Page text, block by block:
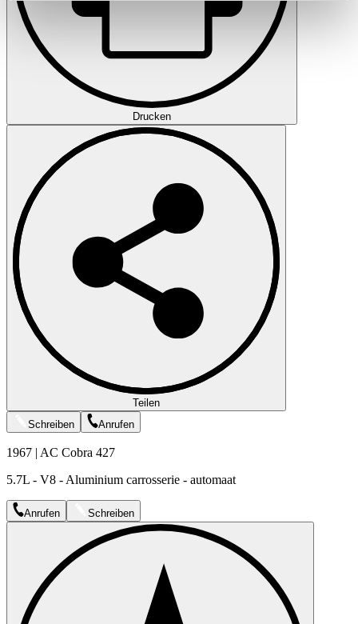
Partner führen diese Informationen möglicherweise mit
weiteren Daten zusammen, die Sie ihnen bereitgestellt
haben oder die sie im Rahmen Ihrer Nutzung der Dienste
gesammelt haben.
Datenschutzerklärung
Drucken
Teilen
Schreiben
Anrufen
1967 | AC Cobra 427
5.7L - V8 - Aluminium carrosserie - automaat
Anrufen Schreiben